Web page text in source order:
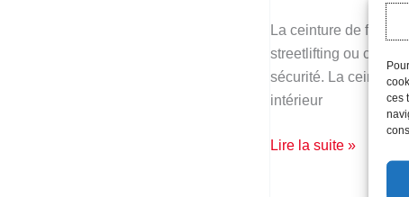
ces
La ceinture de force
streetlifting ou
sécurité. La ceinture
intérieur
vs
10
mm
–
modèle
Lire la suite »